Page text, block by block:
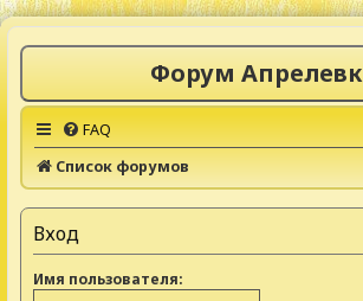
Форум
FAQ
Список форумов
Вход
Имя пользователя: